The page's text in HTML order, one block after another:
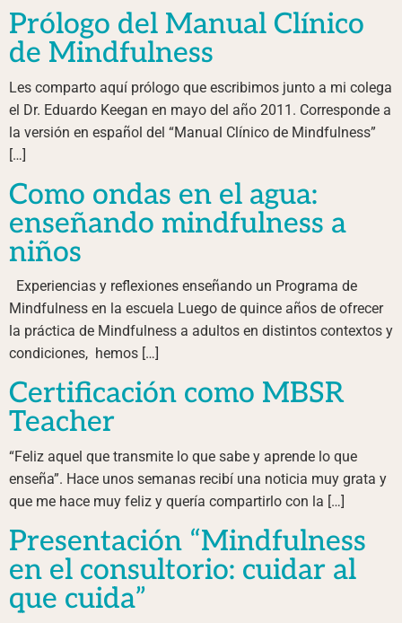
Prólogo del Manual Clínico
de Mindfulness
Les comparto aquí prólogo que escribimos junto a mi colega
el Dr. Eduardo Keegan en mayo del año 2011. Corresponde a
la versión en español del “Manual Clínico de Mindfulness”
[…]
Como ondas en el agua:
enseñando mindfulness a
niños
Experiencias y reflexiones enseñando un Programa de
Mindfulness en la escuela Luego de quince años de ofrecer
la práctica de Mindfulness a adultos en distintos contextos y
condiciones, hemos […]
Certificación como MBSR
Teacher
“Feliz aquel que transmite lo que sabe y aprende lo que
enseña”. Hace unos semanas recibí una noticia muy grata y
que me hace muy feliz y quería compartirlo con la […]
Presentación “Mindfulness
en el consultorio: cuidar al
que cuida”